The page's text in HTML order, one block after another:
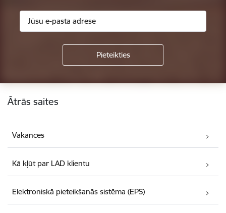
Kājene
Ātrās saites
Vakances
Kā kļūt par LAD klientu
Elektroniskā pieteikšanās sistēma (EPS)